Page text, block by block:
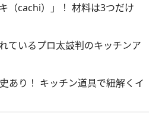
（cachi）」！ 材料は3つだけ
ているプロ太鼓判のキッチンア
あり！ キッチン道具で紐解くイ